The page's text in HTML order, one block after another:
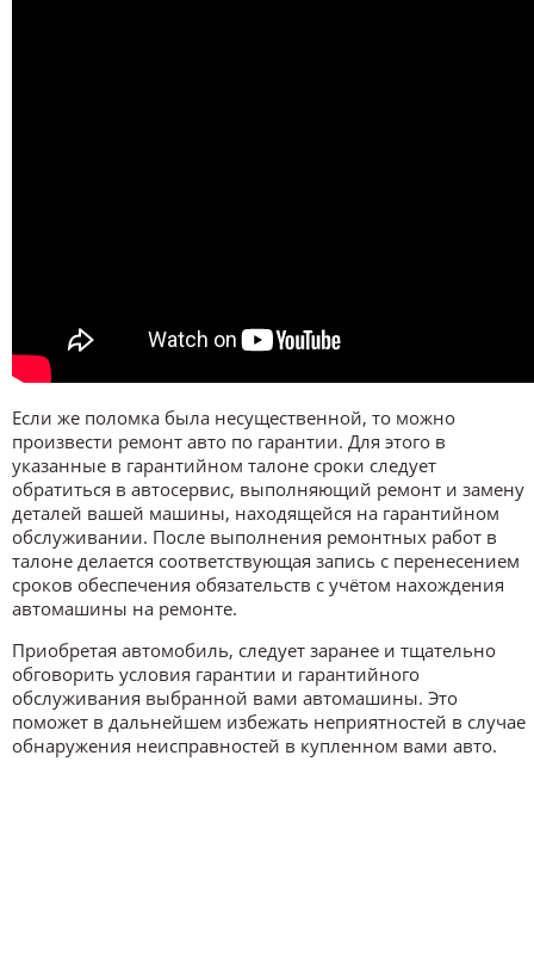
Если же поломка была несущественной, то можно
произвести ремонт авто по гарантии. Для этого в
указанные в гарантийном талоне сроки следует
обратиться в автосервис, выполняющий ремонт и замену
деталей вашей машины, находящейся на гарантийном
обслуживании. После выполнения ремонтных работ в
талоне делается соответствующая запись с перенесением
сроков обеспечения обязательств с учётом нахождения
автомашины на ремонте.
Приобретая автомобиль, следует заранее и тщательно
обговорить условия гарантии и гарантийного
обслуживания выбранной вами автомашины. Это
поможет в дальнейшем избежать неприятностей в случае
обнаружения неисправностей в купленном вами авто.